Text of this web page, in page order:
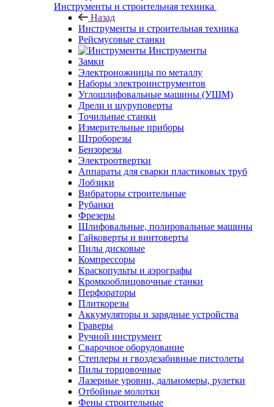
Инструменты и строительная техника
Назад
Инструменты и строительная техника
Рейсмусовые станки
Инструменты
Замки
Электроножницы по металлу
Наборы электроинструментов
Углошлифовальные машины (УШМ)
Дрели и шуруповерты
Точильные станки
Измерительные приборы
Штроборезы
Бензорезы
Электроотвертки
Аппараты для сварки пластиковых труб
Лобзики
Вибраторы строительные
Рубанки
Фрезеры
Шлифовальные, полировальные машины
Гайковерты и винтоверты
Пилы дисковые
Компрессоры
Краскопульты и аэрографы
Кромкооблицовочные станки
Перфораторы
Плиткорезы
Аккумуляторы и зарядные устройства
Граверы
Ручной инструмент
Сварочное оборудование
Степлеры и гвоздезабивные пистолеты
Пилы торцовочные
Лазерные уровни, дальномеры, рулетки
Отбойные молотки
Фены строительные